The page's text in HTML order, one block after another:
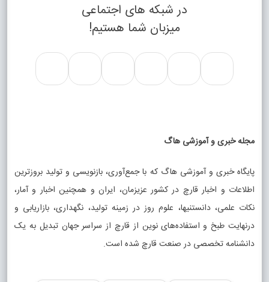
در شبکه های اجتماعی
میزبان شما هستیم!
مجله خبری و آموزشی هاگ
پایگاه خبری و آموزشی هاگ که با جمع‌آوری، بازنویسی و تولید بروزترین
اطلاعات و اخبار قارچ در کشور عزیزمان، ایران و همچنین اخبار و آمار،
نکات علمی، دانستنیها، علوم روز در زمینه تولید، نگهداری، بازاریابی و
درنهایت طبخ و استفاده‌های نوین از قارچ از سراسر جهان تبدیل به یک
دانشنامه تخصصی در صنعت قارچ شده است.